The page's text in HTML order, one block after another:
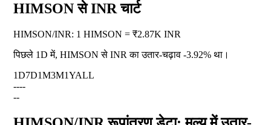
HIMSON से INR चार्ट
HIMSON/INR: 1 HIMSON = ₹2.87K INR
पिछले 1D में, HIMSON से INR का उतार-चढ़ाव -3.92% था।
1D7D1M3M1YALL
----
--